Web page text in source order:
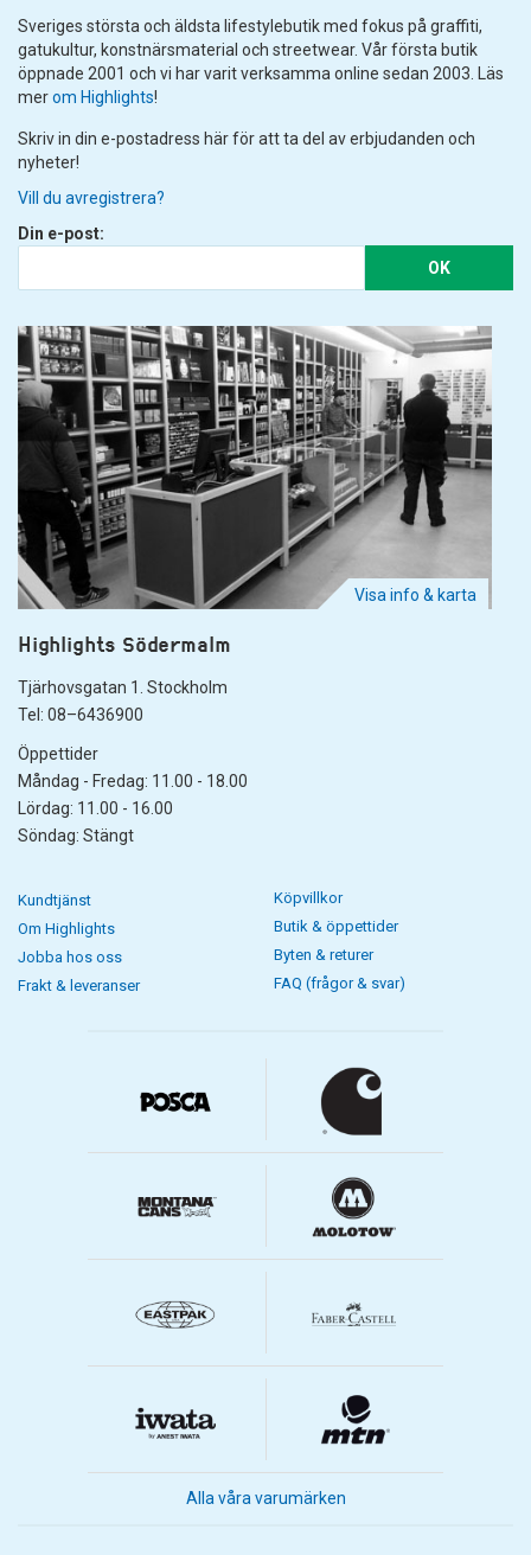
Sveriges största och äldsta lifestylebutik med fokus på graffiti,
gatukultur, konstnärsmaterial och streetwear. Vår första butik
öppnade 2001 och vi har varit verksamma online sedan 2003. Läs
merom Highlights!
Skriv in din e-postadress här för att ta del av erbjudanden och
nyheter!
Vill du avregistrera?
Din e-post:
OK
Visa info & karta
Highlights Södermalm
Tjärhovsgatan 1. Stockholm
Tel: 08–6436900
Öppettider
Måndag - Fredag: 11.00 - 18.00
Lördag: 11.00 - 16.00
Söndag: Stängt
Kundtjänst
Om Highlights
Jobba hos oss
Frakt & leveranser
Köpvillkor
Butik & öppettider
Byten & returer
FAQ (frågor & svar)
Alla våra varumärken